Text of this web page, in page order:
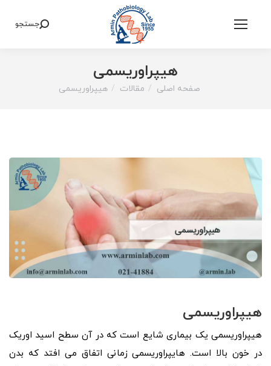
Search:
جستجو
هیپراوریسمی
You are here:
صفحه اصلی مقالات هیپراوریسمی
هیپراوریسمی
هیپراوریسمی یک بیماری شایع است که در آن سطح اسید اوریک
در خون بالا است. هایپراوریسمی زمانی اتفاق می افتد که بدن